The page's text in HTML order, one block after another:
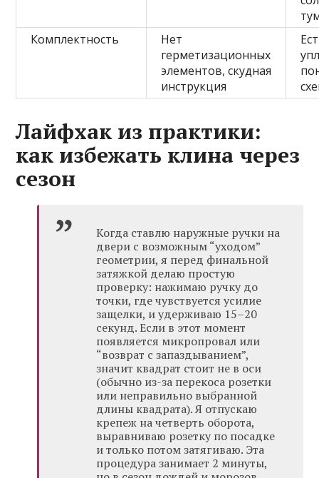
Комплектность
Нет
герметизационных
элементов, скудная
инструкция
Лайфхак из практики:
как избежать клина через
сезон
Когда ставлю наружные ручки на
двери с возможным “уходом”
геометрии, я перед финальной
затяжкой делаю простую
проверку: нажимаю ручку до
точки, где чувствуется усилие
защелки, и удерживаю 15–20
секунд. Если в этот момент
появляется микропровал или
“возврат с запаздыванием”,
значит квадрат стоит не в оси
(обычно из-за перекоса розетки
или неправильно выбранной
длины квадрата). Я отпускаю
крепеж на четверть оборота,
выравниваю розетку по посадке
и только потом затягиваю. Эта
процедура занимает 2 минуты,